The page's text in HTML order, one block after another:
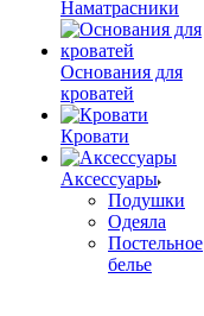
Наматрасники
Основания для
кроватей
Кровати
Аксессуары
Подушки
Одеяла
Постельное
белье